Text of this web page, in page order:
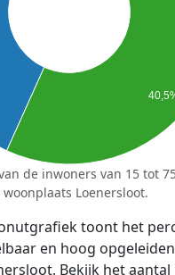
de inwoners van 15 tot
Loenersloot.
toont het
en hoog
Bekijk het